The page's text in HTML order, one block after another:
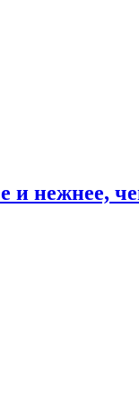
и нежнее,